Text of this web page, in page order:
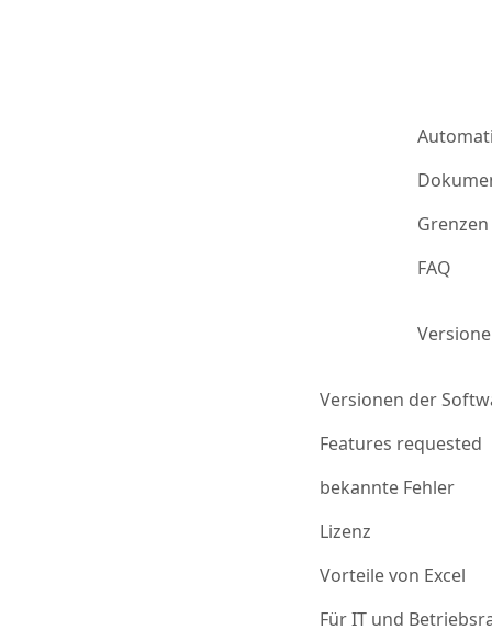
FAQ
Versionen der
Features requested
bekannte Fehler
Lizenz
Vorteile von Excel
Für IT und